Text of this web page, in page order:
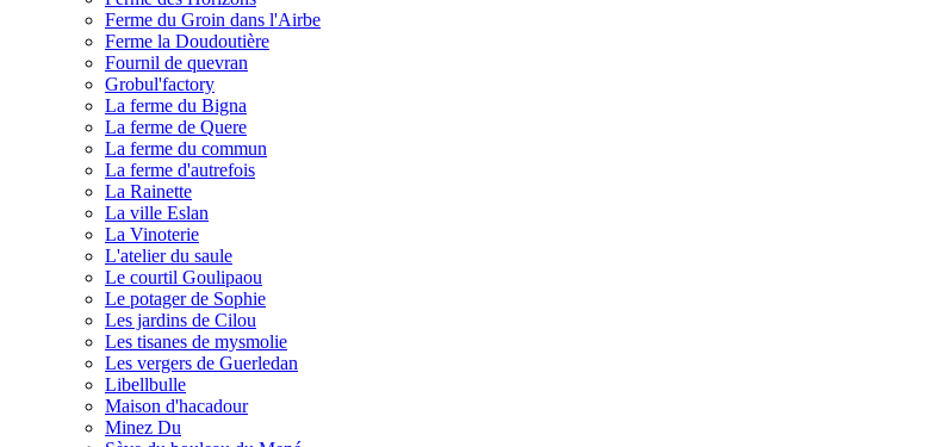
Ferme du Groin dans l'Airbe
Ferme la Doudoutière
Fournil de quevran
Grobul'factory
La ferme du Bigna
La ferme de Quere
La ferme du commun
La ferme d'autrefois
La Rainette
La ville Eslan
La Vinoterie
L'atelier du saule
Le courtil Goulipaou
Le potager de Sophie
Les jardins de Cilou
Les tisanes de mysmolie
Les vergers de Guerledan
Libellbulle
Maison d'hacadour
Minez Du